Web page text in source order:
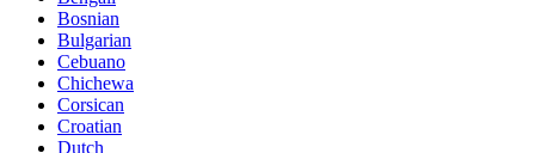
Bosnian
Bulgarian
Cebuano
Chichewa
Corsican
Croatian
Dutch